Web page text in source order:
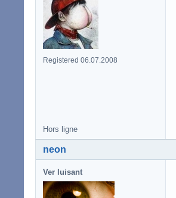
Registered 06.07.2008
Hors ligne
neon
Ver luisant